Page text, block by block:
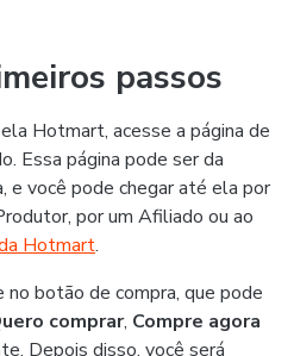
passos
Hotmart, acesse a página de
Essa página pode ser da
e você pode chegar até ela por
por um Afiliado ou ao
Hotmart.
no botão de compra, que pode
comprar, Compre agora
Depois disso, você será